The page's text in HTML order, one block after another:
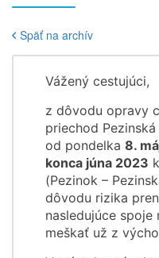
Späť na archív
Vážený cestujúci,
z dôvodu opravy
priechod
od pondelka 8.
konca júna 2023
(Pezinok –
dôvodu rizika
nasledujúce
meškať už z